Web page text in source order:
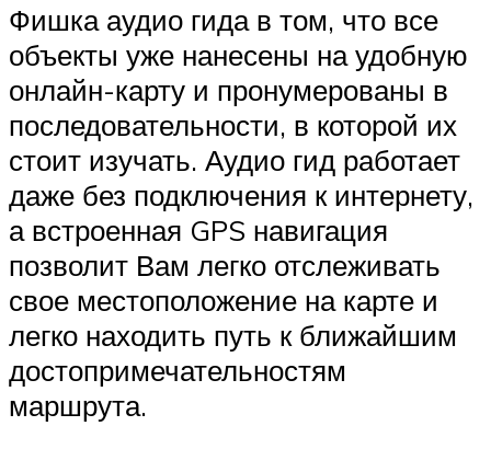
Фишка аудио гида в том, что все
объекты уже нанесены на удобную
онлайн-карту и пронумерованы в
последовательности, в которой их
стоит изучать. Аудио гид работает
даже без подключения к интернету,
а встроенная GPS навигация
позволит Вам легко отслеживать
свое местоположение на карте и
легко находить путь к ближайшим
достопримечательностям
маршрута.